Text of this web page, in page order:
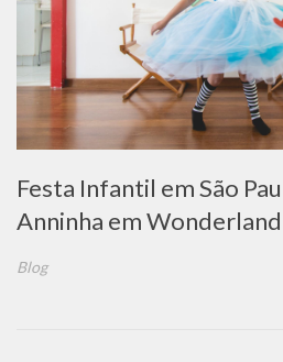
Festa Infantil em São
Anninha em Wonderland
Blog